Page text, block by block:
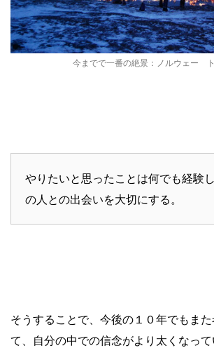
今までで一番の絶景：ノルウェー
やりたいと思ったことは何でも経験
の人との出会いを大切にする。
そうすることで、今後の１０年でもま
て、自分の中での信念がより太くなっ